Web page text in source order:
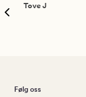
Tove J
Følg oss